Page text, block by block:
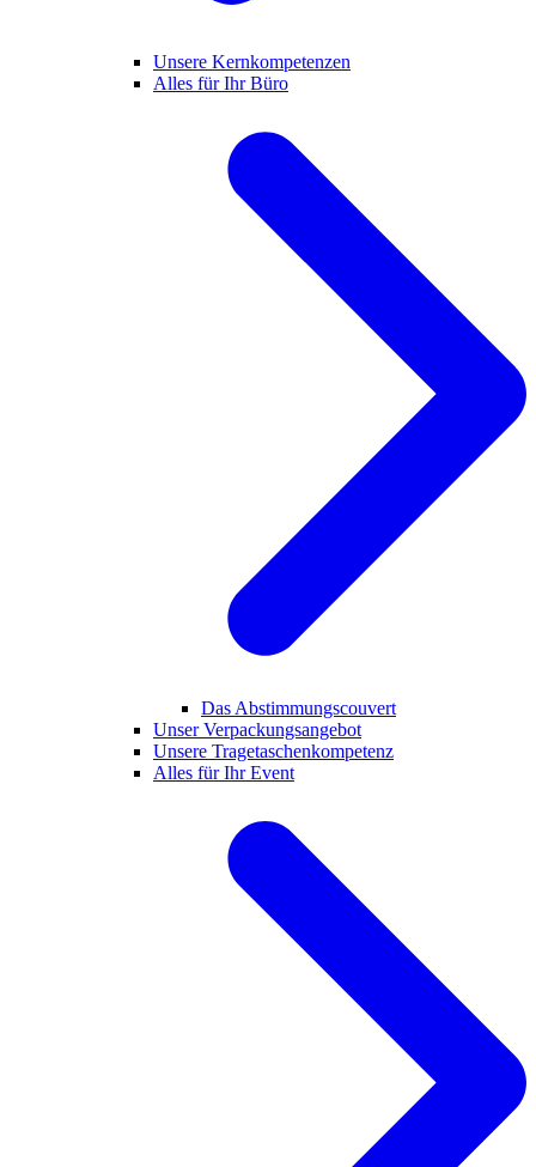
Unsere Kernkompetenzen
Alles für Ihr Büro
Das Abstimmungscouvert
Unser Verpackungsangebot
Unsere Tragetaschenkompetenz
Alles für Ihr Event